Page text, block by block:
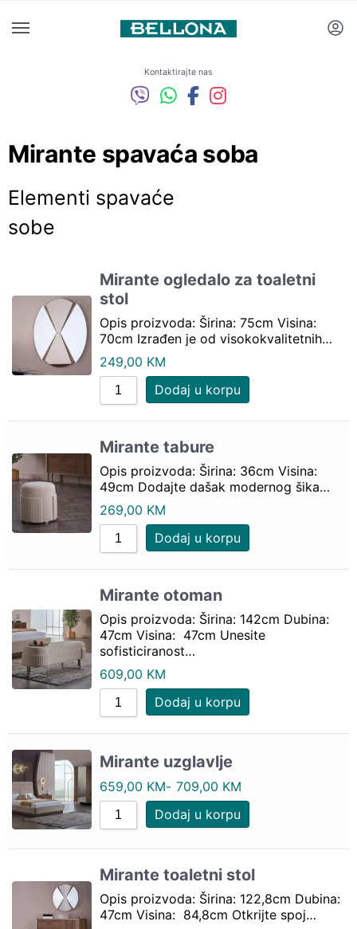
Kontaktirajte nas
Mirante spavaća soba
Elementi spavaće
sobe
Mirante ogledalo za toaletni
stol
Opis proizvoda: Širina: 75cm Visina:
70cm Izrađen je od visokokvalitetnih…
249,00 KM
Dodaj u korpu
Mirante tabure
Opis proizvoda: Širina: 36cm Visina:
49cm Dodajte dašak modernog šika…
269,00 KM
Dodaj u korpu
Mirante otoman
Opis proizvoda: Širina: 142cm Dubina:
47cm Visina: 47cm Unesite
sofisticiranost…
609,00 KM
Dodaj u korpu
Mirante uzglavlje
659,00 KM- 709,00 KM
Dodaj u korpu
Mirante toaletni stol
Opis proizvoda: Širina: 122,8cm Dubina:
47cm Visina: 84,8cm Otkrijte spoj…